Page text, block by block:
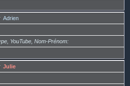
Adrien
YouTube, Nom-Prénom
Julie